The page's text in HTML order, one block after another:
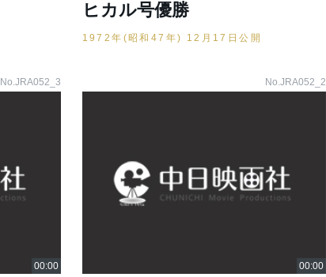
ヒカル号優勝
1972年(昭和47年) 12月17日公開
No.JRA052_3 No.JRA052_2